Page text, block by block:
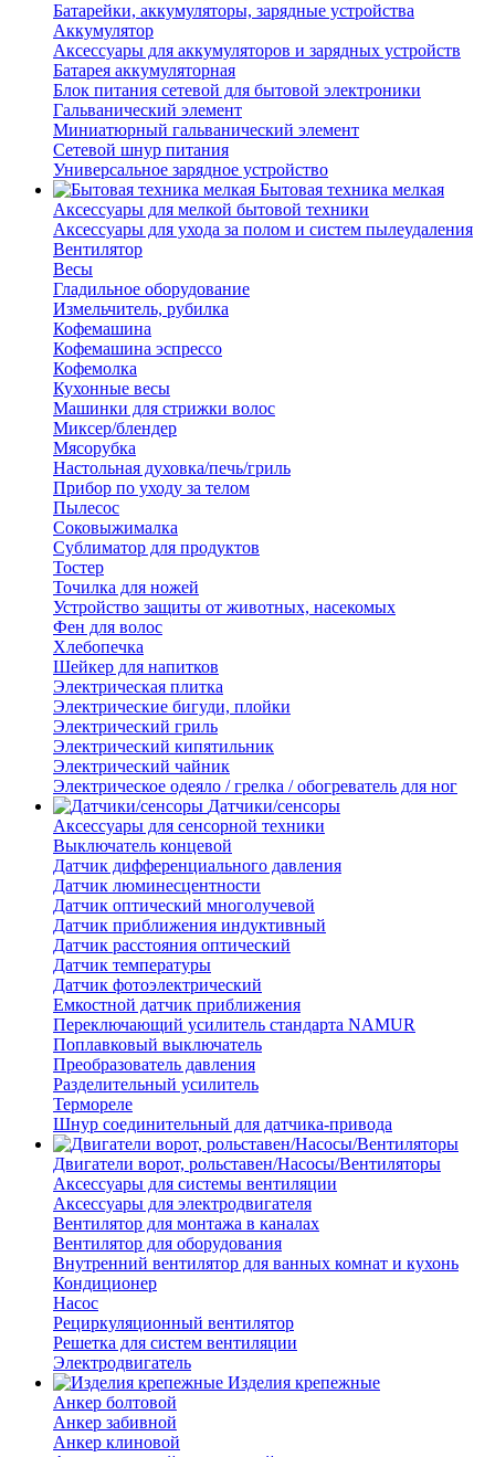
Батарейки, аккумуляторы, зарядные устройства
Аккумулятор
Аксессуары для аккумуляторов и зарядных устройств
Батарея аккумуляторная
Блок питания сетевой для бытовой электроники
Гальванический элемент
Миниатюрный гальванический элемент
Сетевой шнур питания
Универсальное зарядное устройство
Бытовая техника мелкая
Аксессуары для мелкой бытовой техники
Аксессуары для ухода за полом и систем пылеудаления
Вентилятор
Весы
Гладильное оборудование
Измельчитель, рубилка
Кофемашина
Кофемашина эспрессо
Кофемолка
Кухонные весы
Машинки для стрижки волос
Миксер/блендер
Мясорубка
Настольная духовка/печь/гриль
Прибор по уходу за телом
Пылесос
Соковыжималка
Сублиматор для продуктов
Тостер
Точилка для ножей
Устройство защиты от животных, насекомых
Фен для волос
Хлебопечка
Шейкер для напитков
Электрическая плитка
Электрические бигуди, плойки
Электрический гриль
Электрический кипятильник
Электрический чайник
Электрическое одеяло / грелка / обогреватель для ног
Датчики/сенсоры
Аксессуары для сенсорной техники
Выключатель концевой
Датчик дифференциального давления
Датчик люминесцентности
Датчик оптический многолучевой
Датчик приближения индуктивный
Датчик расстояния оптический
Датчик температуры
Датчик фотоэлектрический
Емкостной датчик приближения
Переключающий усилитель стандарта NAMUR
Поплавковый выключатель
Преобразователь давления
Разделительный усилитель
Термореле
Шнур соединительный для датчика-привода
Двигатели ворот, рольставен/Насосы/Вентиляторы
Аксессуары для системы вентиляции
Аксессуары для электродвигателя
Вентилятор для монтажа в каналах
Вентилятор для оборудования
Внутренний вентилятор для ванных комнат и кухонь
Кондиционер
Насос
Рециркуляционный вентилятор
Решетка для систем вентиляции
Электродвигатель
Изделия крепежные
Анкер болтовой
Анкер забивной
Анкер клиновой